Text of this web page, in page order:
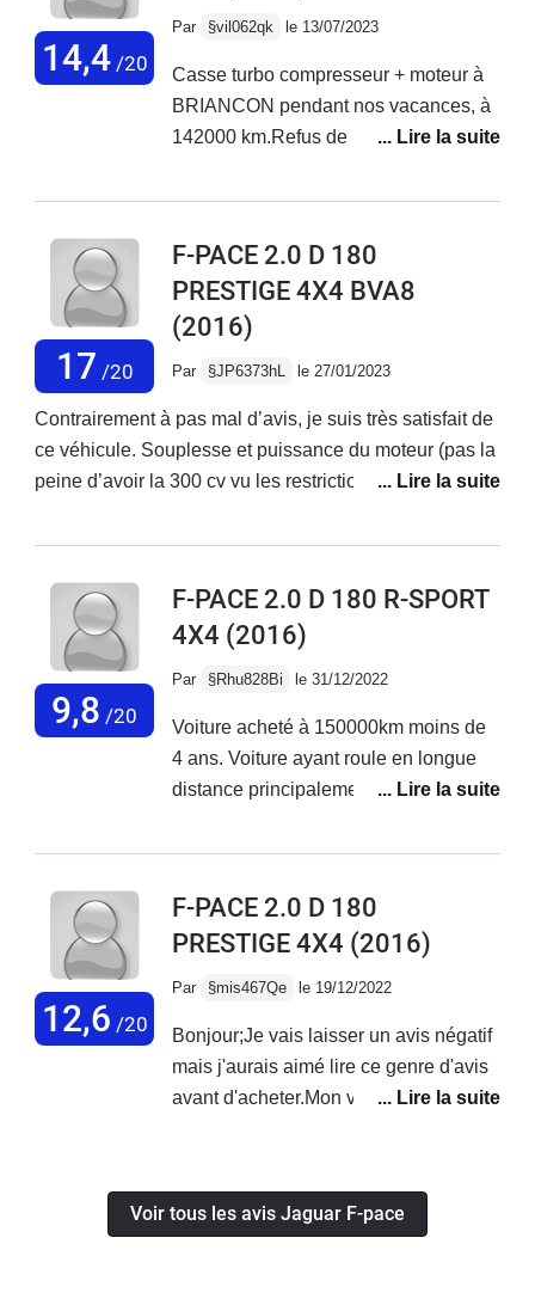
digne d'une marque comme Jaguar et d'un budget de
cet ordre. Pour les futurs propriétaires de véhicules
neufs qui plus est d'occasion : passer votre tour ou
revendez vite.Dommage j'aime la ligne de cette
voiture, mais plus jamais !Thierry
14,4/20
Par §vil062qk le 13/07/2023
Casse turbo compresseur + moteur à
BRIANCON pendant nos vacances, à
142000 km.Refus de prise en charge
rapatriement à Avignon à mes frais
d’Avignon : 19000 euros de
travaux.Aucune prise en charge de la
marque. Refus de prise en charge du
du véhicule en l’état a 1500 euros.À
fuir…
17 /20
F-PACE 2.0 D 180
PRESTIGE 4X4 BVA8
(2016)
Par §JP6373hL le 27/01/2023
Contrairement à pas mal d’avis, je suis très satisfait de
ce véhicule. Souplesse et puissance du moteur (pas la
peine d’avoir la 300 cv vu les restrictions de vitesse
immense. Aucun problème depuis 3 ans et entretien
Jaguar. Les seules remarques négatives que je peux
faire ce sont les plastiques intérieurs imitation bois qui
sont indignes d’une Jaguar, la suspension trop ferme
qui fait un peu tape-cul sur routes dégradées etces
passages de roues trop hauts qui pour moi dégradent
la ligne de la voiture, comme si on achetait une F-Pace
pour crapahuter dans les champs...
9,8 /20
F-PACE 2.0 D 180 R-SPORT
4X4 (2016)
Par §Rhu828Bi le 31/12/2022
Voiture acheté à 150000km moins de
4 ans. Voiture ayant roule en longue
distance principalement. Turbo hs a
garagiste indépendant. Vanne EGR
redémarrage impossible du véhicule
après un trajet mixte. Dépannage chez
démontage. La voiture n’as pas été
réparée et vendue en reprise en
garage. Qualité de fabrication des
Boîte auto ZF 8 très agréable.
12,6 /20
F-PACE 2.0 D 180
PRESTIGE 4X4 (2016)
Par §mis467Qe le 19/12/2022
Bonjour;Je vais laisser un avis négatif
mais j'aurais aimé lire ce genre d'avis
avant d'acheter.Mon véhicule qui avait
cassé (segment...), résultat 15000 euro
de ma poche et 0% prise en charge
Voir tous les avis Jaguar F-pace